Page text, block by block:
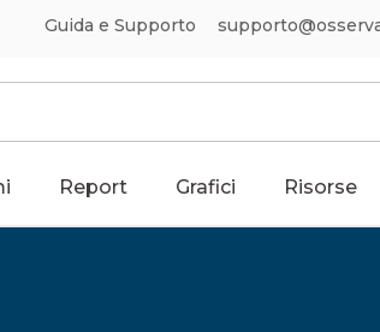
Guida e Supporto
Report Grafici Risorse